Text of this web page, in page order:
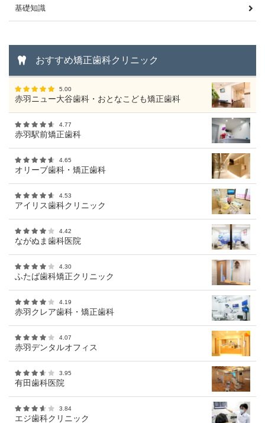
基礎知識
おすすめ矯正歯科クリニック
5.00
赤羽ニュー大谷歯科・おとなこども矯正歯科
4.77
赤羽駅前矯正歯科
4.65
オリーブ歯科・矯正歯科
4.53
アイリス歯科クリニック
4.42
ながぬま歯科医院
4.30
ふたば歯科矯正クリニック
4.19
赤羽クレア歯科・矯正歯科
4.07
赤羽デンタルオフィス
3.95
有田歯科医院
3.84
エジ歯科クリニック